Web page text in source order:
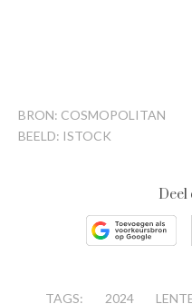
BRON: COSMOPOLITAN
BEELD: ISTOCK
Deel
TAGS: 2024